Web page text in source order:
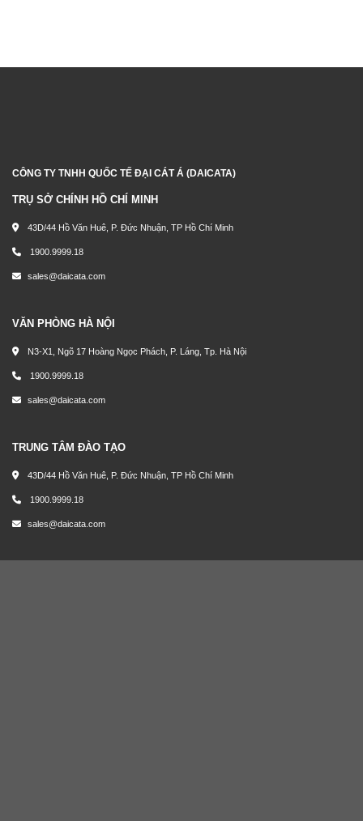
CÔNG TY TNHH QUỐC TẾ ĐẠI CÁT Á (DAICATA)
TRỤ SỞ CHÍNH HỒ CHÍ MINH
43D/44 Hồ Văn Huê, P. Đức Nhuận, TP Hồ Chí Minh
1900.9999.18
sales@daicata.com
VĂN PHÒNG HÀ NỘI
N3-X1, Ngõ 17 Hoàng Ngọc Phách, P. Láng, Tp. Hà Nội
1900.9999.18
sales@daicata.com
TRUNG TÂM ĐÀO TẠO
43D/44 Hồ Văn Huê, P. Đức Nhuận, TP Hồ Chí Minh
1900.9999.18
sales@daicata.com